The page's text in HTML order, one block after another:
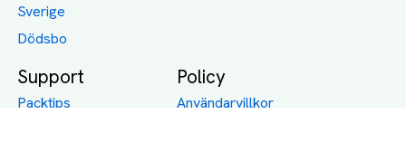
Sverige
Dödsbo
Support
Packtips
Policy
Användarvillkor